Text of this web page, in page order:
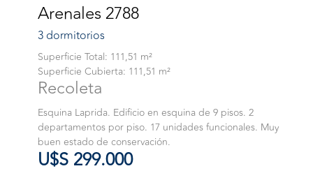
Arenales 2788
3 dormitorios
Superficie Total: 111,51 m²
Superficie Cubierta: 111,51 m²
Recoleta
Esquina Laprida. Edificio en esquina de 9 pisos. 2
departamentos por piso. 17 unidades funcionales. Muy
buen estado de conservación.
U$S 299.000